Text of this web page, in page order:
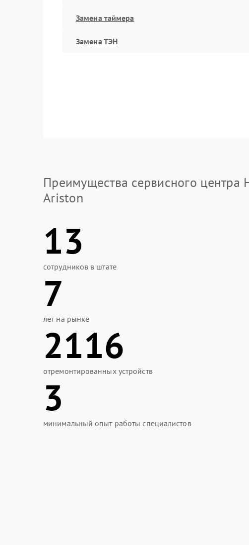
Замена таймера
Замена ТЭН
Преимущества сервисного центра
Ariston
13
сотрудников в штате
7
лет на рынке
2116
отремонтированных устройств
3
минимальный опыт работы специалистов